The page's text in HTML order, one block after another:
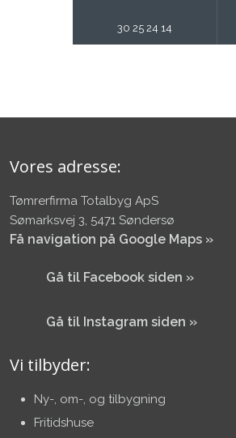
30 25 24 14
Vores adresse:
Tømrerfirma Totalbyg ApS
Sømarksvej 3, 5471 Søndersø
Få navigation på Google Maps »
​Gå til Facebook siden »
​Gå til Instagram siden »
Vi tilbyder:
Ny-, om-, og tilbygning
Fritidshuse